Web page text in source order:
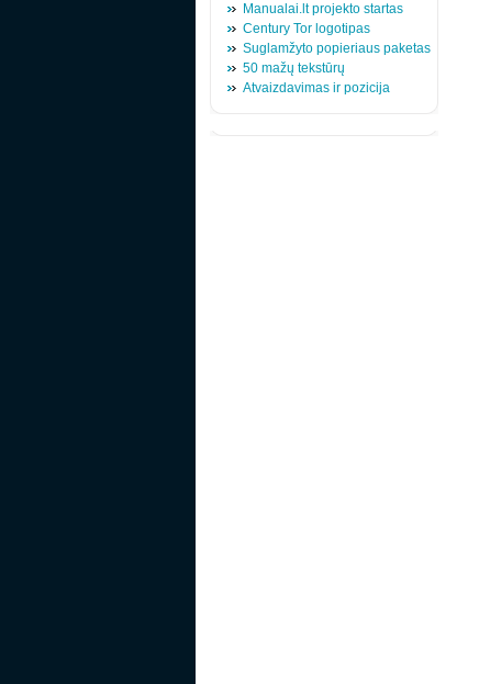
Manualai.lt projekto startas
Century Tor logotipas
Suglamžyto popieriaus paketas
50 mažų tekstūrų
Atvaizdavimas ir pozicija